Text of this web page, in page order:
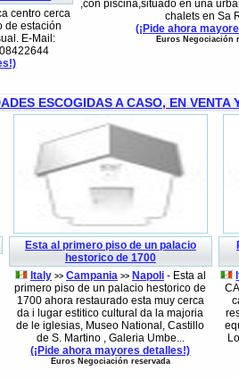
centro cerca
de estación
E-Mail:
,con piscina,situado en una
chalets en Sa
(¡Pide ahora
Euros Negociación
ESCOGIDAS A CASO, EN
Esta al primero piso de un palacio
hestorico de 1700
Italy >> Campania >> Napoli- Esta al
primero piso de un palacio hestorico de
1700 ahora restaurado esta muy cerca
da i lugar estitico cultural da la majoria
de le iglesias, Museo National, Castillo
de S. Martino , Galeria Umbe...
(¡Pide ahora mayores detalles!)
Euros Negociación reservada